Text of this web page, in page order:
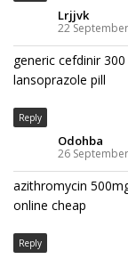
Lrjjvk
22
generic cefdinir
lansoprazole pill
Reply
Odohba
26
azithromycin
online cheap
Reply